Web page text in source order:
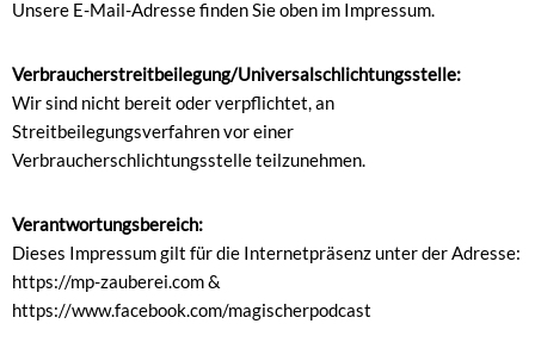
Unsere E-Mail-Adresse finden Sie oben im Impressum.
Verbraucherstreitbeilegung/Universalschlichtungsstelle:
Wir sind nicht bereit oder verpflichtet, an
Streitbeilegungsverfahren vor einer
Verbraucherschlichtungsstelle teilzunehmen.
Verantwortungsbereich:
Dieses Impressum gilt für die Internetpräsenz unter der Adresse:
https://mp-zauberei.com &
https://www.facebook.com/magischerpodcast